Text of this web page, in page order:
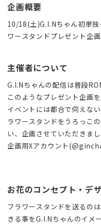
企画概要
10/18(土)G.I.Nちゃん初単
ワースタンドプレゼント企画
主催者について
G.I.Nちゃんの配信は普段
このようなプレゼント企画
イベントには都合で伺えな
ラワースタンドをうろっこ
い、企画させていただきまし
企画用Xアカウント(@
お花のコンセプト・デ
フラワースタンドを送るの
きる事をG.I.Nちゃんのイメ